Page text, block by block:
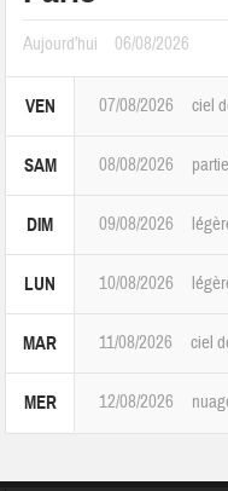
Aujourd'hui 06/08/2026
VEN 07/08/2026 ciel
SAM 08/08/2026
DIM 09/08/2026
LUN 10/08/2026
MAR 11/08/2026 ciel
MER 12/08/2026